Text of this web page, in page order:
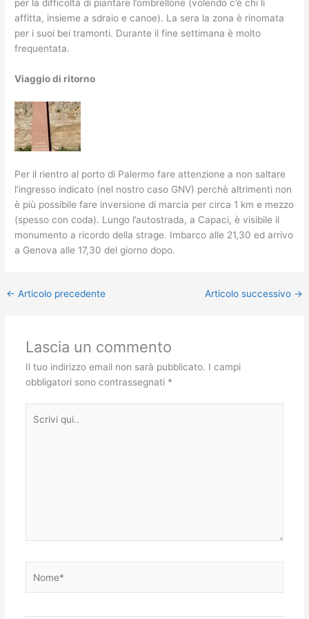
per la difficoltà di piantare l’ombrellone (volendo c’è chi li
affitta, insieme a sdraio e canoe). La sera la zona è rinomata
per i suoi bei tramonti. Durante il fine settimana è molto
frequentata.
Viaggio di ritorno
Per il rientro al porto di Palermo fare attenzione a non saltare
l’ingresso indicato (nel nostro caso GNV) perchè altrimenti non
è più possibile fare inversione di marcia per circa 1 km e mezzo
(spesso con coda). Lungo l’autostrada, a Capaci, è visibile il
monumento a ricordo della strage. Imbarco alle 21,30 ed arrivo
a Genova alle 17,30 del giorno dopo.
← Articolo precedente Articolo successivo →
Lascia un commento
Il tuo indirizzo email non sarà pubblicato. I campi
obbligatori sono contrassegnati *
qui..